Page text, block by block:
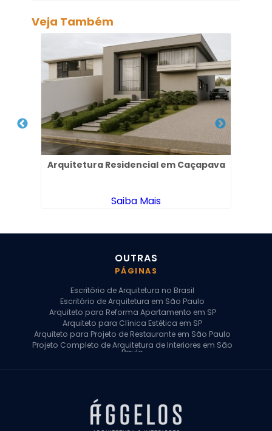
Veja Também
Arquitetura Residencial em Caçapava
Saiba Mais
OUTRAS
PÁGINAS
Escritório de Arquitetura no Brasil
Escritório de Arquitetura em São Paulo
Arquiteto para Reforma Apartamento em SP
Arquiteto para Clínica Estética em SP
Arquiteto para Projeto de Restaurante em São Paulo
Projeto Completo de Arquitetura de Interiores em São
Paulo
Arquiteto para Projeto Comercial em São Paulo
Arquiteto Comercial
Arquiteto para Reforma de Apartamento